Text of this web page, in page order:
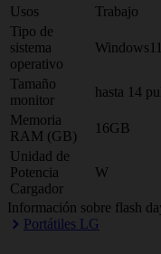
Usos
Trabajo
Tipo de
sistema
operativo
Tamaño
monitor
hasta 14
Memoria
RAM (GB)
16GB
Unidad de
Potencia
Cargador
W
Información sobre flash
Portátiles LG